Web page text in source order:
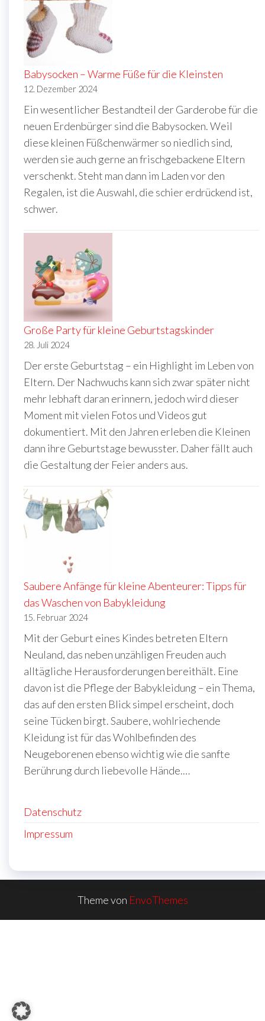
Babysocken – Warme Füße für die Kleinsten
12. Dezember 2024
Ein wesentlicher Bestandteil der Garderobe für die
neuen Erdenbürger sind die Babysocken. Weil
diese kleinen Füßchenwärmer so niedlich sind,
werden sie auch gerne an frischgebackene Eltern
verschenkt. Steht man dann im Laden vor den
Regalen, ist die Auswahl, die schier erdrückend ist,
schwer.
Große Party für kleine Geburtstagskinder
28. Juli 2024
Der erste Geburtstag – ein Highlight im Leben von
Eltern. Der Nachwuchs kann sich zwar später nicht
mehr lebhaft daran erinnern, jedoch wird dieser
Moment mit vielen Fotos und Videos gut
dokumentiert. Mit den Jahren erleben die Kleinen
dann ihre Geburtstage bewusster. Daher fällt auch
die Gestaltung der Feier anders aus.
Saubere Anfänge für kleine Abenteurer: Tipps für
das Waschen von Babykleidung
15. Februar 2024
Mit der Geburt eines Kindes betreten Eltern
Neuland, das neben unzähligen Freuden auch
alltägliche Herausforderungen bereithält. Eine
davon ist die Pflege der Babykleidung – ein Thema,
das auf den ersten Blick simpel erscheint, doch
seine Tücken birgt. Saubere, wohlriechende
Kleidung ist für das Wohlbefinden des
Neugeborenen ebenso wichtig wie die sanfte
Berührung durch liebevolle Hände.…
Datenschutz
Impressum
Theme von EnvoThemes